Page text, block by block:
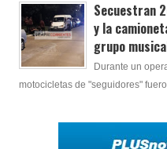
Secuestran
y la
grupo
Durante un
motocicletas de "seguidores"